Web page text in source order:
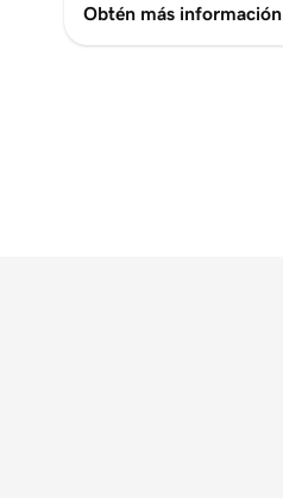
Obtén más información